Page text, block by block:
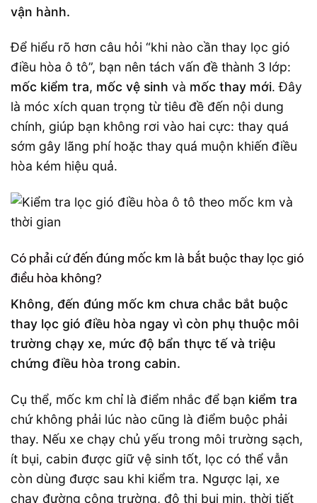
vận hành.
Để hiểu rõ hơn câu hỏi “khi nào cần thay lọc gió
điều hòa ô tô”, bạn nên tách vấn đề thành 3 lớp:
mốc kiểm tra, mốc vệ sinh và mốc thay mới. Đây
là móc xích quan trọng từ tiêu đề đến nội dung
chính, giúp bạn không rơi vào hai cực: thay quá
sớm gây lãng phí hoặc thay quá muộn khiến điều
hòa kém hiệu quả.
Có phải cứ đến đúng mốc km là bắt buộc thay lọc gió
điều hòa không?
Không, đến đúng mốc km chưa chắc bắt buộc
thay lọc gió điều hòa ngay vì còn phụ thuộc môi
trường chạy xe, mức độ bẩn thực tế và triệu
chứng điều hòa trong cabin.
Cụ thể, mốc km chỉ là điểm nhắc để bạn kiểm tra
chứ không phải lúc nào cũng là điểm buộc phải
thay. Nếu xe chạy chủ yếu trong môi trường sạch,
ít bụi, cabin được giữ vệ sinh tốt, lọc có thể vẫn
còn dùng được sau khi kiểm tra. Ngược lại, xe
chạy đường công trường, đô thị bụi mịn, thời tiết